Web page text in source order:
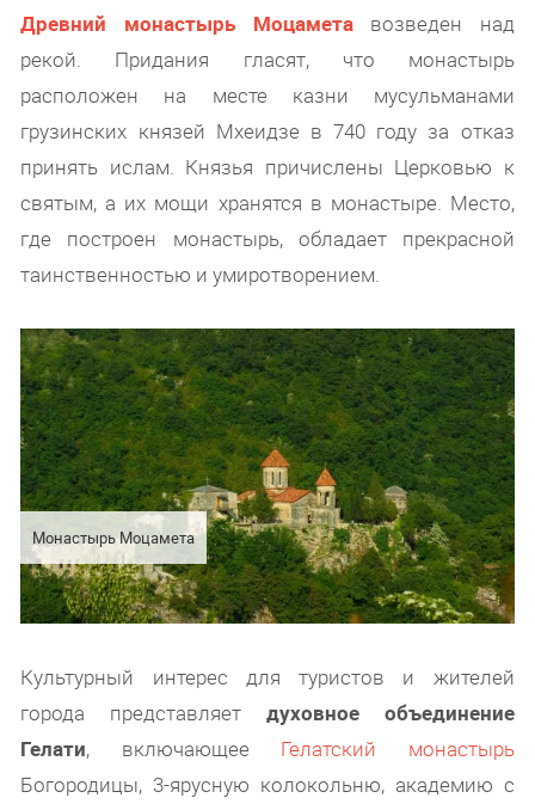
Древний монастырь Моцаметавозведен над
рекой. Придания гласят, что монастырь
расположен на месте казни мусульманами
грузинских князей Мхеидзе в 740 году за отказ
принять ислам. Князья причислены Церковью к
святым, а их мощи хранятся в монастыре. Место,
где построен монастырь, обладает прекрасной
таинственностью и умиротворением.
Монастырь Моцамета
Культурный интерес для туристов и жителей
города представляет духовное объединение
Гелати, включающее Гелатский монастырь
Богородицы, 3-ярусную колокольню, академию с